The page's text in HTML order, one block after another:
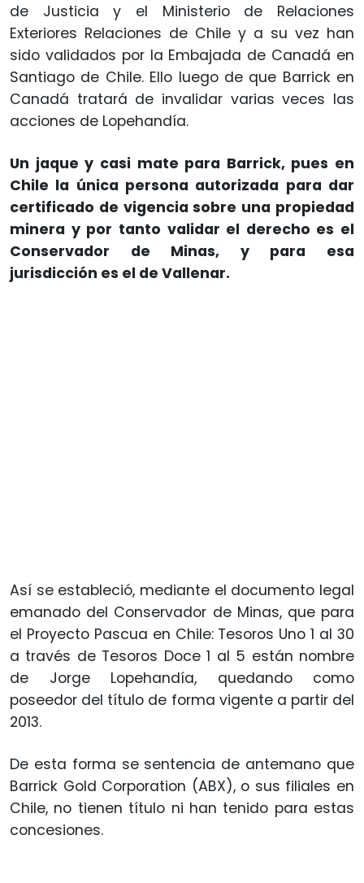
de Justicia y el Ministerio de Relaciones
Exteriores Relaciones de Chile y a su vez han
sido validados por la Embajada de Canadá en
Santiago de Chile. Ello luego de que Barrick en
Canadá tratará de invalidar varias veces las
acciones de Lopehandía.
Un jaque y casi mate para Barrick, pues en
Chile la única persona autorizada para dar
certificado de vigencia sobre una propiedad
minera y por tanto validar el derecho es el
Conservador de Minas, y para esa
jurisdicción es el de Vallenar.
Así se estableció, mediante el documento legal
emanado del Conservador de Minas, que para
el Proyecto Pascua en Chile: Tesoros Uno 1 al 30
a través de Tesoros Doce 1 al 5 están nombre
de Jorge Lopehandía, quedando como
poseedor del título de forma vigente a partir del
2013.
De esta forma se sentencia de antemano que
Barrick Gold Corporation (ABX), o sus filiales en
Chile, no tienen título ni han tenido para estas
concesiones.